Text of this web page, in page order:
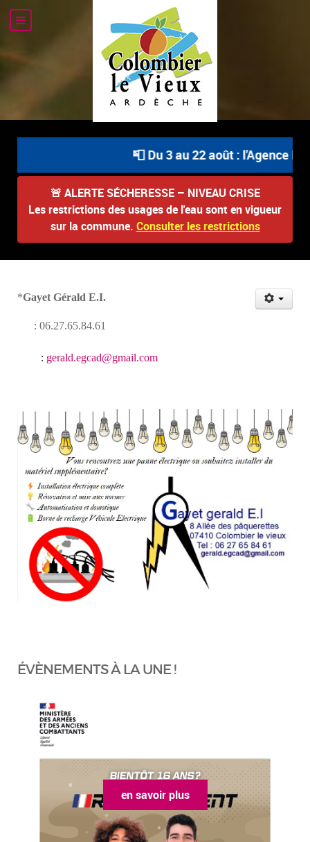
📮 Du 3 au 22 août : l'Agence
🚨 ALERTE SÉCHERESSE – NIVEAU CRISE
Les restrictions des usages de l'eau sont en vigueur
sur la commune. Consulter les restrictions
*Gayet Gérald E.I.
: 06.27.65.84.61
: gerald.egcad@gmail.com
ÉVÈNEMENTS À LA UNE !
en savoir plus